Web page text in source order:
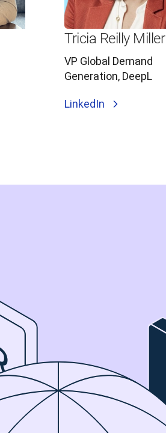
Tricia Reilly Miller
VP Global Demand
Generation, DeepL
LinkedIn